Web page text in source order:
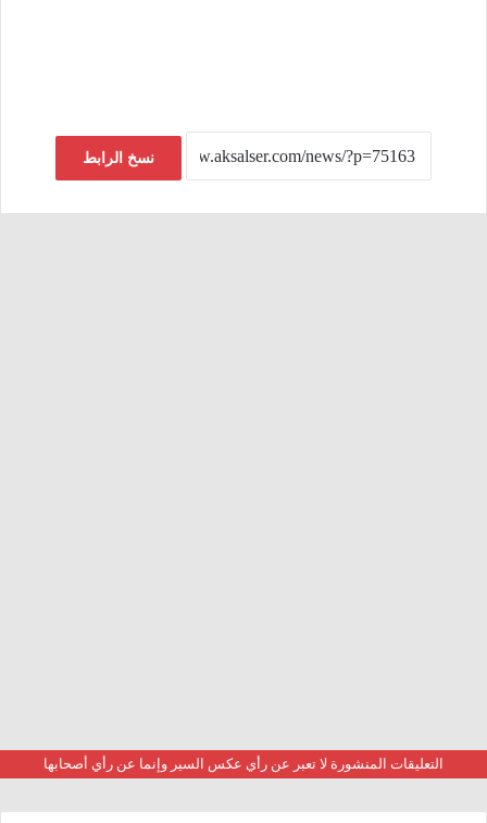
نسخ الرابط
التعليقات المنشورة لا تعبر عن رأي عكس السير وإنما عن رأي أصحابها